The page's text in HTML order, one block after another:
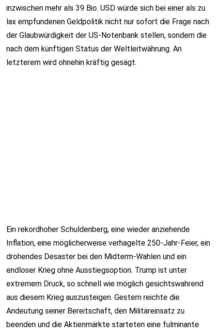
inzwischen mehr als 39 Bio. USD würde sich bei einer als zu
lax empfundenen Geldpolitik nicht nur sofort die Frage nach
der Glaubwürdigkeit der US-Notenbank stellen, sondern die
nach dem künftigen Status der Weltleitwährung. An
letzterem wird ohnehin kräftig gesägt.
Ein rekordhoher Schuldenberg, eine wieder anziehende
Inflation, eine möglicherweise verhagelte 250-Jahr-Feier, ein
drohendes Desaster bei den Midterm-Wahlen und ein
endloser Krieg ohne Ausstiegsoption. Trump ist unter
extremem Druck, so schnell wie möglich gesichtswahrend
aus diesem Krieg auszusteigen. Gestern reichte die
Andeutung seiner Bereitschaft, den Militäreinsatz zu
beenden und die Aktienmärkte starteten eine fulminante